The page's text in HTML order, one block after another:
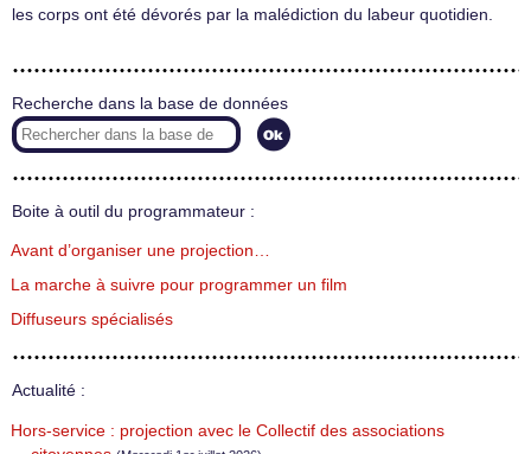
les corps ont été dévorés par la malédiction du labeur quotidien.
Recherche dans la base de données
Boite à outil du programmateur :
Avant d’organiser une projection…
La marche à suivre pour programmer un film
Diffuseurs spécialisés
Actualité :
Hors-service : projection avec le Collectif des associations